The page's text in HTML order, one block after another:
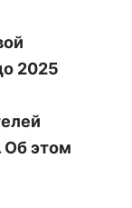
2025
этом